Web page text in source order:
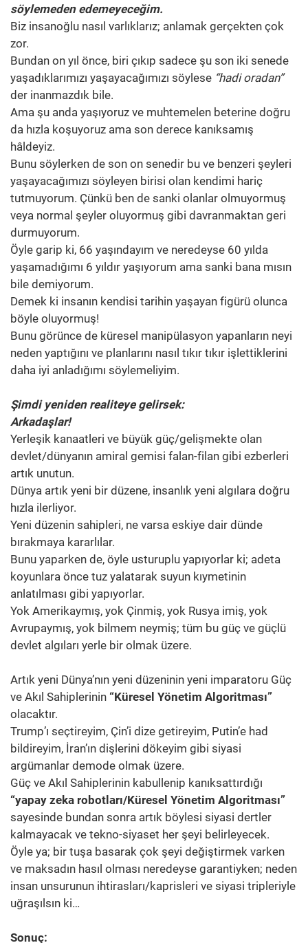
söylemeden edemeyeceğim.
Biz insanoğlu nasıl varlıklarız; anlamak gerçekten çok
zor.
Bundan on yıl önce, biri çıkıp sadece şu son iki senede
yaşadıklarımızı yaşayacağımızı söylese “hadi oradan”
der inanmazdık bile.
Ama şu anda yaşıyoruz ve muhtemelen beterine doğru
da hızla koşuyoruz ama son derece kanıksamış
hâldeyiz.
Bunu söylerken de son on senedir bu ve benzeri şeyleri
yaşayacağımızı söyleyen birisi olan kendimi hariç
tutmuyorum. Çünkü ben de sanki olanlar olmuyormuş
veya normal şeyler oluyormuş gibi davranmaktan geri
durmuyorum.
Öyle garip ki, 66 yaşındayım ve neredeyse 60 yılda
yaşamadığımı 6 yıldır yaşıyorum ama sanki bana mısın
bile demiyorum.
Demek ki insanın kendisi tarihin yaşayan figürü olunca
böyle oluyormuş!
Bunu görünce de küresel manipülasyon yapanların neyi
neden yaptığını ve planlarını nasıl tıkır tıkır işlettiklerini
daha iyi anladığımı söylemeliyim.
Şimdi yeniden realiteye gelirsek:
Arkadaşlar!
Yerleşik kanaatleri ve büyük güç/gelişmekte olan
devlet/dünyanın amiral gemisi falan-filan gibi ezberleri
artık unutun.
Dünya artık yeni bir düzene, insanlık yeni algılara doğru
hızla ilerliyor.
Yeni düzenin sahipleri, ne varsa eskiye dair dünde
bırakmaya kararlılar.
Bunu yaparken de, öyle usturuplu yapıyorlar ki; adeta
koyunlara önce tuz yalatarak suyun kıymetinin
anlatılması gibi yapıyorlar.
Yok Amerikaymış, yok Çinmiş, yok Rusya imiş, yok
Avrupaymış, yok bilmem neymiş; tüm bu güç ve güçlü
devlet algıları yerle bir olmak üzere.
Artık yeni Dünya’nın yeni düzeninin yeni imparatoru Güç
ve Akıl Sahiplerinin “Küresel Yönetim Algoritması”
olacaktır.
Trump’ı seçtireyim, Çin’i dize getireyim, Putin’e had
bildireyim, İran’ın dişlerini dökeyim gibi siyasi
argümanlar demode olmak üzere.
Güç ve Akıl Sahiplerinin kabullenip kanıksattırdığı
“yapay zeka robotları/Küresel Yönetim Algoritması”
sayesinde bundan sonra artık böylesi siyasi dertler
kalmayacak ve tekno-siyaset her şeyi belirleyecek.
Öyle ya; bir tuşa basarak çok şeyi değiştirmek varken
ve maksadın hasıl olması neredeyse garantiyken; neden
insan unsurunun ihtirasları/kaprisleri ve siyasi tripleriyle
uğraşılsın ki…
Sonuç: